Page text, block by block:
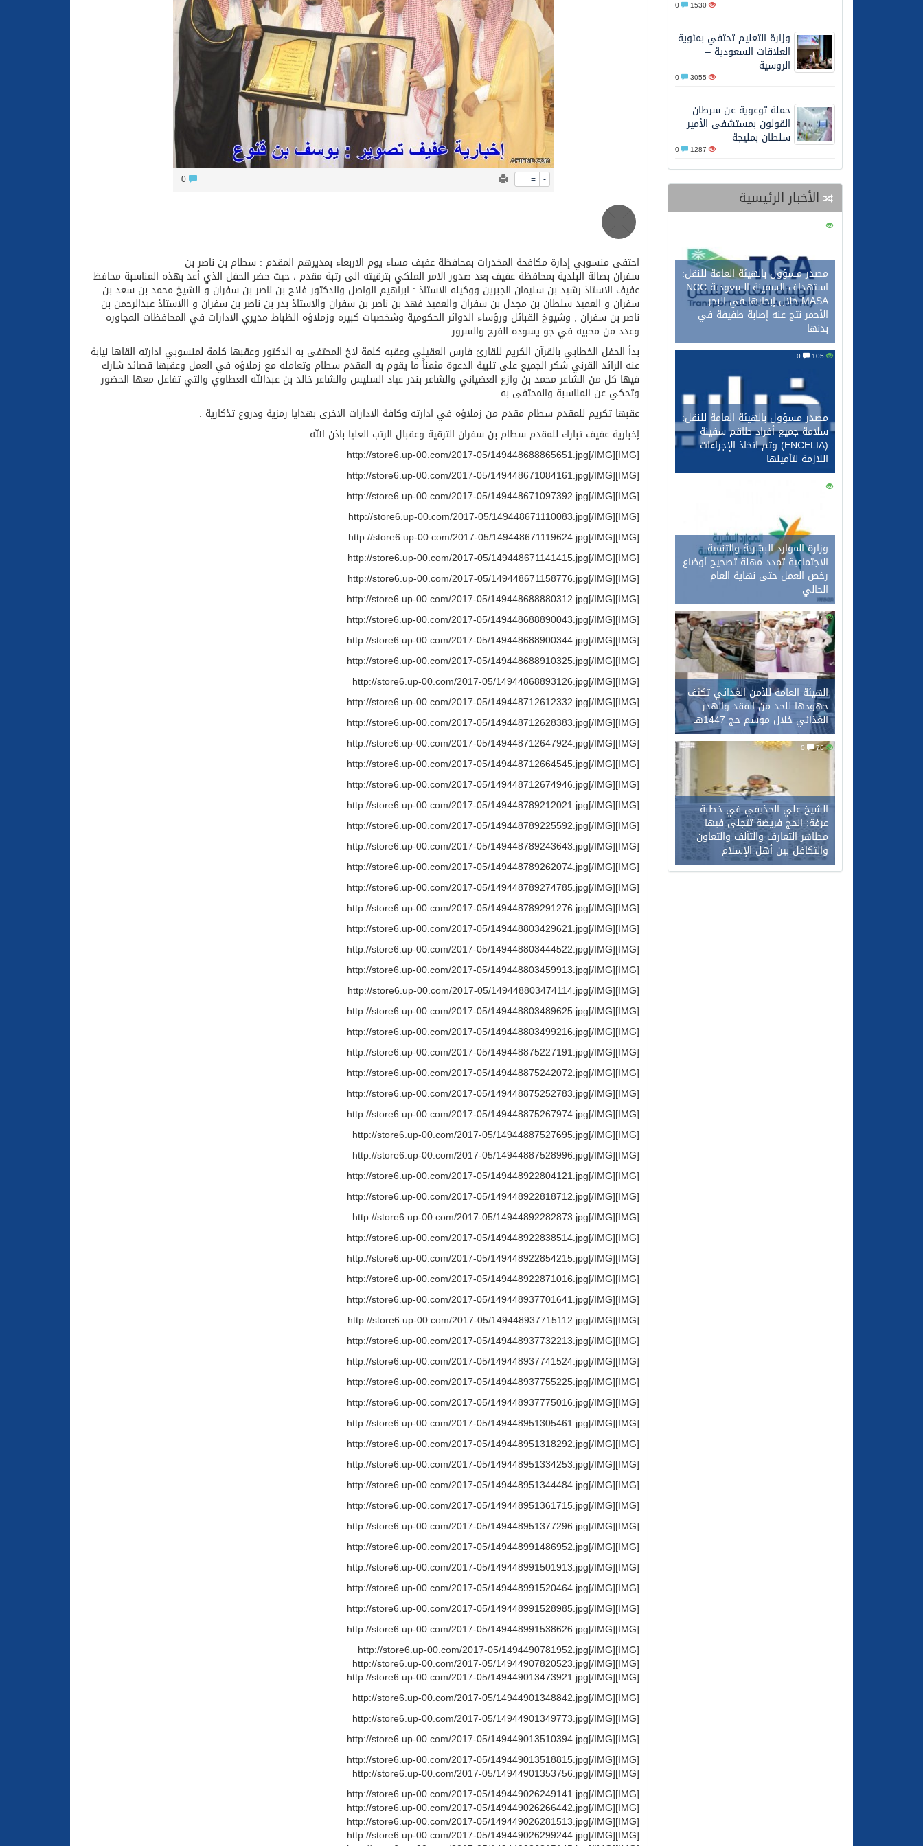
الشيخ علي الحذيفي في خطبة عرفة: الحج فريضة تتجلى فيها مظاهر التعارف والتآلف والتعاون والتكافل بين أهل الإسلام
1530
وزارة التعليم تحتفي بمئوية
العلاقات السعودية –
الروسية
3055
حملة توعوية عن سرطان
القولون بمستشفى الأمير
سلطان بمليجة
1287
الأخبار الرئيسية
121
مصدر مسؤول بالهيئة العامة للنقل:
استهداف السفينة السعودية NCC
MASA خلال إبحارها في البحر
الأحمر نتج عنه إصابة طفيفة في
بدنها
مصدر مسؤول بالهيئة العامة للنقل:
سلامة جميع أفراد طاقم سفينة
(ENCELIA) وتم اتخاذ الإجراءات
اللازمة لتأمينها
90
وزارة الموارد البشرية والتنمية
الاجتماعية تمدد مهلة تصحيح أوضاع
رخص العمل حتى نهاية العام
الحالي
72
0
الهيئة العامة للأمن الغذائي تكثف
جهودها للحد من الفقد والهدر
الغذائي خلال موسم حج 1447هـ
76
الشيخ علي الحذيفي في خطبة
عرفة: الحج فريضة تتجلى فيها
مظاهر التعارف والتآلف والتعاون
والتكافل بين أهل الإسلام
+ = -
احتفى منسوبي إدارة مكافحة المخدرات بمحافظة عفيف مساء يوم الاربعاء بمديرهم المقدم : سطام بن ناصر بن
سفران بصالة البلدية بمحافظة عفيف بعد صدور الامر الملكي بترقيته الى رتبة مقدم ، حيث حضر الحفل الذي أعد بهذه المناسبة محافظ
عفيف الاستاذ رشيد بن سليمان الجبرين ووكيله الاستاذ : ابراهيم الواصل والدكتور فلاح بن ناصر بن سفران و الشيخ محمد بن سعد بن
سفران و العميد سلطان بن مجدل بن سفران والعميد فهد بن ناصر بن سفران والاستاذ بدر بن ناصر بن سفران و االاستاذ عبدالرحمن بن
ناصر بن سفران , وشيوخ القبائل ورؤساء الدوائر الحكومية وشخصيات كبيره وزملاؤه الظباط مديري الادارات في المحافظات المجاوره
وعدد من محبيه في جو يسوده الفرح والسرور .
بدأ الحفل الخطابي بالقرآن الكريم للقارئ فارس العقيلي وعقبه كلمة لاخ المحتفى به الدكتور وعقبها كلمة لمنسوبي ادارته القاها نيابة
عنه الرائد القرني شكر الجميع على تلبية الدعوة مثمناً ما يقوم به المقدم سطام وتعامله مع زملاؤه في العمل وعقبها قصائد شارك
فيها كل من الشاعر محمد بن وازع العضياني والشاعر بندر عياد السليس والشاعر خالد بن عبدالله العطاوي والتي تفاعل معها الحضور
وتحكي عن المناسبة والمحتفى به .
عقبها تكريم للمقدم سطام مقدم من زملاؤه في ادارته وكافة الادارات الاخرى بهدايا رمزية ودروع تذكارية .
إخبارية عفيف تبارك للمقدم سطام بن سفران الترقية وعقبال الرتب العليا باذن الله .
[IMG]http://store6.up-00.com/2017-05/149448688865651.jpg[/IMG]
[IMG]http://store6.up-00.com/2017-05/149448671084161.jpg[/IMG]
[IMG]http://store6.up-00.com/2017-05/149448671097392.jpg[/IMG]
[IMG]http://store6.up-00.com/2017-05/149448671110083.jpg[/IMG]
[IMG]http://store6.up-00.com/2017-05/149448671119624.jpg[/IMG]
[IMG]http://store6.up-00.com/2017-05/149448671141415.jpg[/IMG]
[IMG]http://store6.up-00.com/2017-05/149448671158776.jpg[/IMG]
[IMG]http://store6.up-00.com/2017-05/149448688880312.jpg[/IMG]
[IMG]http://store6.up-00.com/2017-05/149448688890043.jpg[/IMG]
[IMG]http://store6.up-00.com/2017-05/149448688900344.jpg[/IMG]
[IMG]http://store6.up-00.com/2017-05/149448688910325.jpg[/IMG]
[IMG]http://store6.up-00.com/2017-05/14944868893126.jpg[/IMG]
[IMG]http://store6.up-00.com/2017-05/149448712612332.jpg[/IMG]
[IMG]http://store6.up-00.com/2017-05/149448712628383.jpg[/IMG]
[IMG]http://store6.up-00.com/2017-05/149448712647924.jpg[/IMG]
[IMG]http://store6.up-00.com/2017-05/149448712664545.jpg[/IMG]
[IMG]http://store6.up-00.com/2017-05/149448712674946.jpg[/IMG]
[IMG]http://store6.up-00.com/2017-05/149448789212021.jpg[/IMG]
[IMG]http://store6.up-00.com/2017-05/149448789225592.jpg[/IMG]
[IMG]http://store6.up-00.com/2017-05/149448789243643.jpg[/IMG]
[IMG]http://store6.up-00.com/2017-05/149448789262074.jpg[/IMG]
[IMG]http://store6.up-00.com/2017-05/149448789274785.jpg[/IMG]
[IMG]http://store6.up-00.com/2017-05/149448789291276.jpg[/IMG]
[IMG]http://store6.up-00.com/2017-05/149448803429621.jpg[/IMG]
[IMG]http://store6.up-00.com/2017-05/149448803444522.jpg[/IMG]
[IMG]http://store6.up-00.com/2017-05/149448803459913.jpg[/IMG]
[IMG]http://store6.up-00.com/2017-05/149448803474114.jpg[/IMG]
[IMG]http://store6.up-00.com/2017-05/149448803489625.jpg[/IMG]
[IMG]http://store6.up-00.com/2017-05/149448803499216.jpg[/IMG]
[IMG]http://store6.up-00.com/2017-05/149448875227191.jpg[/IMG]
[IMG]http://store6.up-00.com/2017-05/149448875242072.jpg[/IMG]
[IMG]http://store6.up-00.com/2017-05/149448875252783.jpg[/IMG]
[IMG]http://store6.up-00.com/2017-05/149448875267974.jpg[/IMG]
[IMG]http://store6.up-00.com/2017-05/14944887527695.jpg[/IMG]
[IMG]http://store6.up-00.com/2017-05/14944887528996.jpg[/IMG]
[IMG]http://store6.up-00.com/2017-05/149448922804121.jpg[/IMG]
[IMG]http://store6.up-00.com/2017-05/149448922818712.jpg[/IMG]
[IMG]http://store6.up-00.com/2017-05/14944892282873.jpg[/IMG]
[IMG]http://store6.up-00.com/2017-05/149448922838514.jpg[/IMG]
[IMG]http://store6.up-00.com/2017-05/149448922854215.jpg[/IMG]
[IMG]http://store6.up-00.com/2017-05/149448922871016.jpg[/IMG]
[IMG]http://store6.up-00.com/2017-05/149448937701641.jpg[/IMG]
[IMG]http://store6.up-00.com/2017-05/149448937715112.jpg[/IMG]
[IMG]http://store6.up-00.com/2017-05/149448937732213.jpg[/IMG]
[IMG]http://store6.up-00.com/2017-05/149448937741524.jpg[/IMG]
[IMG]http://store6.up-00.com/2017-05/149448937755225.jpg[/IMG]
[IMG]http://store6.up-00.com/2017-05/149448937775016.jpg[/IMG]
[IMG]http://store6.up-00.com/2017-05/149448951305461.jpg[/IMG]
[IMG]http://store6.up-00.com/2017-05/149448951318292.jpg[/IMG]
[IMG]http://store6.up-00.com/2017-05/149448951334253.jpg[/IMG]
[IMG]http://store6.up-00.com/2017-05/149448951344484.jpg[/IMG]
[IMG]http://store6.up-00.com/2017-05/149448951361715.jpg[/IMG]
[IMG]http://store6.up-00.com/2017-05/149448951377296.jpg[/IMG]
[IMG]http://store6.up-00.com/2017-05/149448991486952.jpg[/IMG]
[IMG]http://store6.up-00.com/2017-05/149448991501913.jpg[/IMG]
[IMG]http://store6.up-00.com/2017-05/149448991520464.jpg[/IMG]
[IMG]http://store6.up-00.com/2017-05/149448991528985.jpg[/IMG]
[IMG]http://store6.up-00.com/2017-05/149448991538626.jpg[/IMG]
[IMG]http://store6.up-00.com/2017-05/1494490781952.jpg[/IMG]
[IMG]http://store6.up-00.com/2017-05/14944907820523.jpg[/IMG]
[IMG]http://store6.up-00.com/2017-05/149449013473921.jpg[/IMG]
[IMG]http://store6.up-00.com/2017-05/14944901348842.jpg[/IMG]
[IMG]http://store6.up-00.com/2017-05/14944901349773.jpg[/IMG]
[IMG]http://store6.up-00.com/2017-05/149449013510394.jpg[/IMG]
[IMG]http://store6.up-00.com/2017-05/149449013518815.jpg[/IMG]
[IMG]http://store6.up-00.com/2017-05/14944901353756.jpg[/IMG]
[IMG]http://store6.up-00.com/2017-05/149449026249141.jpg[/IMG]
[IMG]http://store6.up-00.com/2017-05/149449026266442.jpg[/IMG]
[IMG]http://store6.up-00.com/2017-05/149449026281513.jpg[/IMG]
[IMG]http://store6.up-00.com/2017-05/149449026299244.jpg[/IMG]